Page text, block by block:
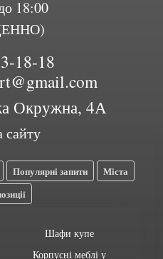
18:00
18-18
Окружна, 4А
сайту
Популярні запити
Міста
Шафи купе
Корпусні меблі у